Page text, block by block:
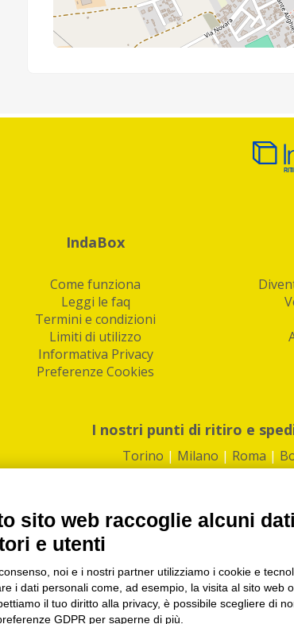
IndaBox
Come funziona
Leggi le faq
Termini e condizioni
Limiti di utilizzo
Informativa Privacy
Preferenze Cookies
I nostri punti di ritiro e
Torino | Milano | Roma |
PI/CF/N°Iscr.: 10821360012 | REA: RM 1494760
IndaBox | Oltre 11.500 punti di ritiro tra Bar,
sito web raccoglie alcuni
e utenti
noi e i nostri partner utilizziamo i cookie e
i dati personali come, ad esempio, la visita al sito web
il tuo diritto alla privacy, è possibile scegliere di
GDPR per saperne di più.